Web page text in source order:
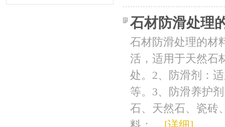
石材防滑处理
石材防滑处理的材
活，适用于天然石
处。2、防滑剂：
等。3、防滑养护
石、天然石、瓷砖